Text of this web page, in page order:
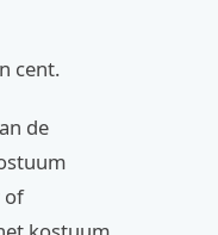
cent.
de
of